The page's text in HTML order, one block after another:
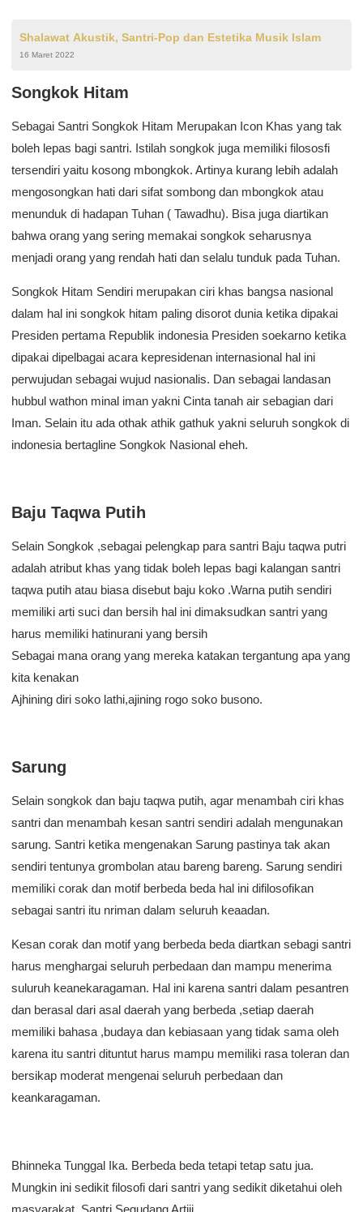
Shalawat Akustik, Santri-Pop dan Estetika Musik Islam
16 Maret 2022
Songkok Hitam
Sebagai Santri Songkok Hitam Merupakan Icon Khas yang tak
boleh lepas bagi santri. Istilah songkok juga memiliki filososfi
tersendiri yaitu kosong mbongkok. Artinya kurang lebih adalah
mengosongkan hati dari sifat sombong dan mbongkok atau
menunduk di hadapan Tuhan ( Tawadhu). Bisa juga diartikan
bahwa orang yang sering memakai songkok seharusnya
menjadi orang yang rendah hati dan selalu tunduk pada Tuhan.
Songkok Hitam Sendiri merupakan ciri khas bangsa nasional
dalam hal ini songkok hitam paling disorot dunia ketika dipakai
Presiden pertama Republik indonesia Presiden soekarno ketika
dipakai dipelbagai acara kepresidenan internasional hal ini
perwujudan sebagai wujud nasionalis. Dan sebagai landasan
hubbul wathon minal iman yakni Cinta tanah air sebagian dari
Iman. Selain itu ada othak athik gathuk yakni seluruh songkok di
indonesia bertagline Songkok Nasional eheh.
Baju Taqwa Putih
Selain Songkok ,sebagai pelengkap para santri Baju taqwa putri
adalah atribut khas yang tidak boleh lepas bagi kalangan santri
taqwa putih atau biasa disebut baju koko .Warna putih sendiri
memiliki arti suci dan bersih hal ini dimaksudkan santri yang
harus memiliki hatinurani yang bersih
Sebagai mana orang yang mereka katakan tergantung apa yang
kita kenakan
Ajhining diri soko lathi,ajining rogo soko busono.
Sarung
Selain songkok dan baju taqwa putih, agar menambah ciri khas
santri dan menambah kesan santri sendiri adalah mengunakan
sarung. Santri ketika mengenakan Sarung pastinya tak akan
sendiri tentunya grombolan atau bareng bareng. Sarung sendiri
memiliki corak dan motif berbeda beda hal ini difilosofikan
sebagai santri itu nriman dalam seluruh keaadan.
Kesan corak dan motif yang berbeda beda diartkan sebagi santri
harus menghargai seluruh perbedaan dan mampu menerima
suluruh keanekaragaman. Hal ini karena santri dalam pesantren
dan berasal dari asal daerah yang berbeda ,setiap daerah
memiliki bahasa ,budaya dan kebiasaan yang tidak sama oleh
karena itu santri dituntut harus mampu memiliki rasa toleran dan
bersikap moderat mengenai seluruh perbedaan dan
keankaragaman.
Bhinneka Tunggal Ika. Berbeda beda tetapi tetap satu jua.
Mungkin ini sedikit filosofi dari santri yang sedikit diketahui oleh
masyarakat, Santri Segudang Artiii.